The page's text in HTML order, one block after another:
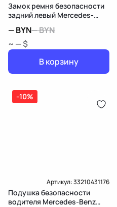
Замок ремня безопасности
задний левый Mercedes-
—BYN—BYN
~ — $
В корзину
-10%
Артикул:33210431176
Подушка безопасности
водителя Mercedes-Benz